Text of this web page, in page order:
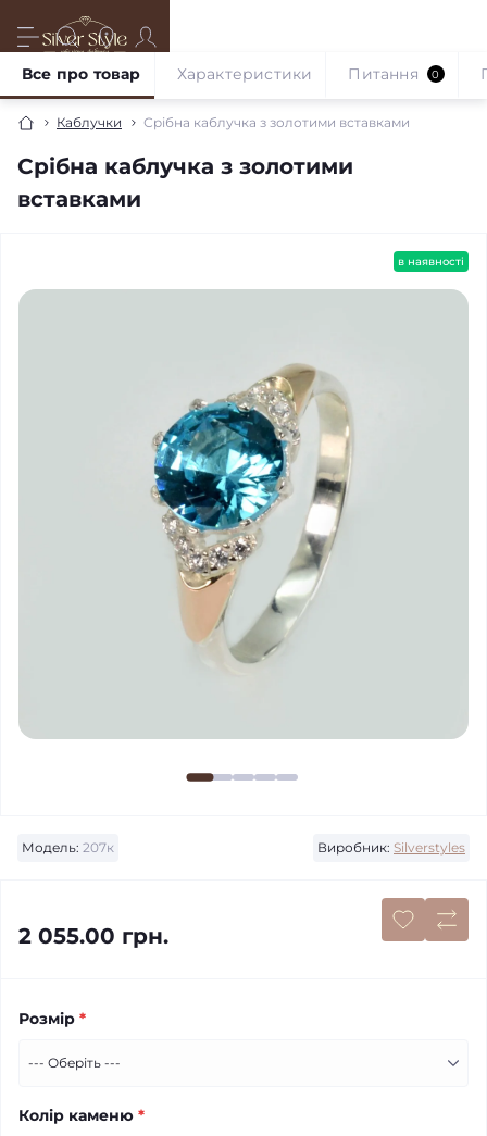
Каблучки Срібна каблучка з золотими вставками
Срібна каблучка з золотими
вставками
Все про товар Характеристики Питання 0
в наявності
Модель: 207к Виробник: Silverstyles
2 055.00 грн.
Розмір *
Колір каменю *